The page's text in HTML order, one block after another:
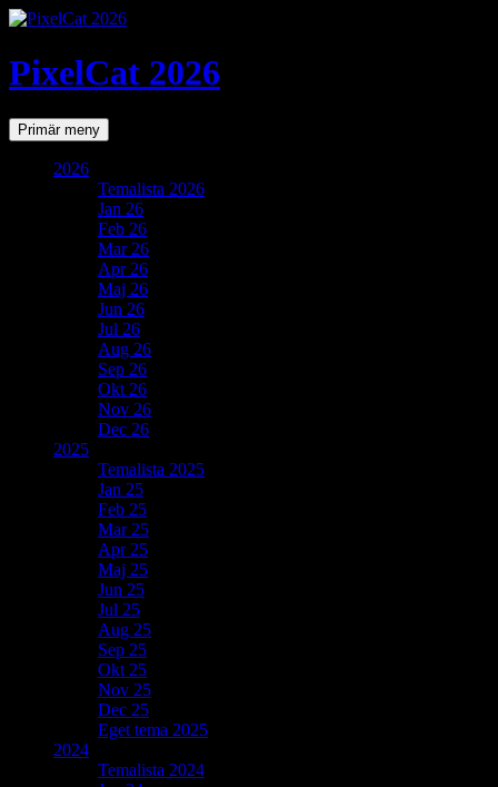
PixelCat 2026
SökPrimär meny Gå
till
2026
Temalista 2026
Jan 26
Feb 26
Mar 26
Apr 26
Maj 26
Jun 26
Jul 26
Aug 26
Sep 26
Okt 26
Nov 26
Dec 26
2025
Temalista 2025
Jan 25
Feb 25
Mar 25
Apr 25
Maj 25
Jun 25
Jul 25
Aug 25
Sep 25
Okt 25
Nov 25
Dec 25
Eget tema 2025
2024
Temalista 2024